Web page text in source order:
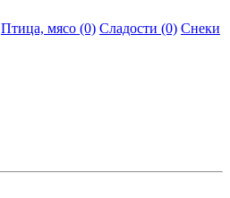
Птица, мясо (0) Сладости (0) Снеки